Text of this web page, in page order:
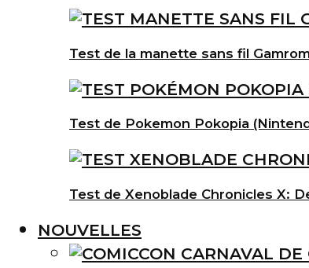
Test de la manette sans fil
Test de Pokemon Pokopia
Test de Xenoblade Chronicles X:
NOUVELLES